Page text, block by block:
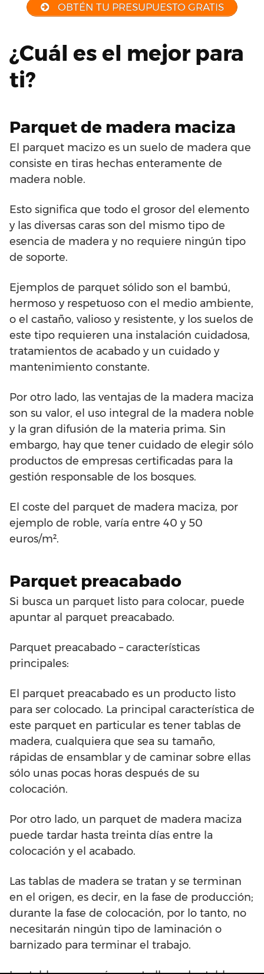
OBTÉN TU PRESUPUESTO GRATIS
¿Cuál es el mejor para
ti?
Parquet de madera maciza
El parquet macizo es un suelo de madera que
consiste en tiras hechas enteramente de
madera noble.
Esto significa que todo el grosor del elemento
y las diversas caras son del mismo tipo de
esencia de madera y no requiere ningún tipo
de soporte.
Ejemplos de parquet sólido son el bambú,
hermoso y respetuoso con el medio ambiente,
o el castaño, valioso y resistente, y los suelos de
este tipo requieren una instalación cuidadosa,
tratamientos de acabado y un cuidado y
mantenimiento constante.
Por otro lado, las ventajas de la madera maciza
son su valor, el uso integral de la madera noble
y la gran difusión de la materia prima. Sin
embargo, hay que tener cuidado de elegir sólo
productos de empresas certificadas para la
gestión responsable de los bosques.
El coste del parquet de madera maciza, por
ejemplo de roble, varía entre 40 y 50
euros/m².
Parquet preacabado
Si busca un parquet listo para colocar, puede
apuntar al parquet preacabado.
Parquet preacabado – características
principales:
El parquet preacabado es un producto listo
para ser colocado. La principal característica de
este parquet en particular es tener tablas de
madera, cualquiera que sea su tamaño,
rápidas de ensamblar y de caminar sobre ellas
sólo unas pocas horas después de su
colocación.
Por otro lado, un parquet de madera maciza
puede tardar hasta treinta días entre la
colocación y el acabado.
Las tablas de madera se tratan y se terminan
en el origen, es decir, en la fase de producción;
durante la fase de colocación, por lo tanto, no
necesitarán ningún tipo de laminación o
barnizado para terminar el trabajo.